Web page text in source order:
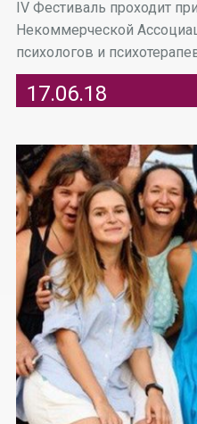
IV Фестиваль проходит
Некоммерческой
психологов и
17.06.18